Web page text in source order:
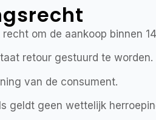
om de aankoop binnen
retour gestuurd te worden.
van de consument.
geldt geen wettelijk